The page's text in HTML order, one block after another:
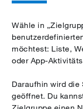
Wähle in
möchtest: Liste,
oder App-
Daraufhin wird
geöffnet. Du